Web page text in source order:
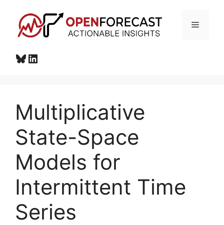
содержимому
Меню
Bluesky
LinkedIn
Multiplicative
State-Space
Models for
Intermittent Time
Series